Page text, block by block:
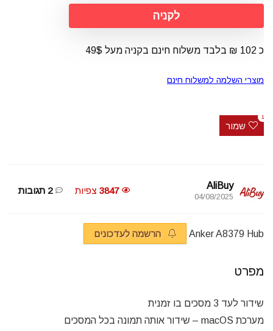
לקניה
כ 102 ₪ בלבד משלוח חינם בקניה מעל 49$
מוצרי השלמה למשלוח חינם
שמור
1
AliBuy
04/08/2025
3847 צפיות 2 תגובות
Anker A8379 Hub הרשמה לעדכונים
מפרט
שידור לעד 3 מסכים בו זמנית
מערכת macOS – שידור אותה תמונה בכל המסכים